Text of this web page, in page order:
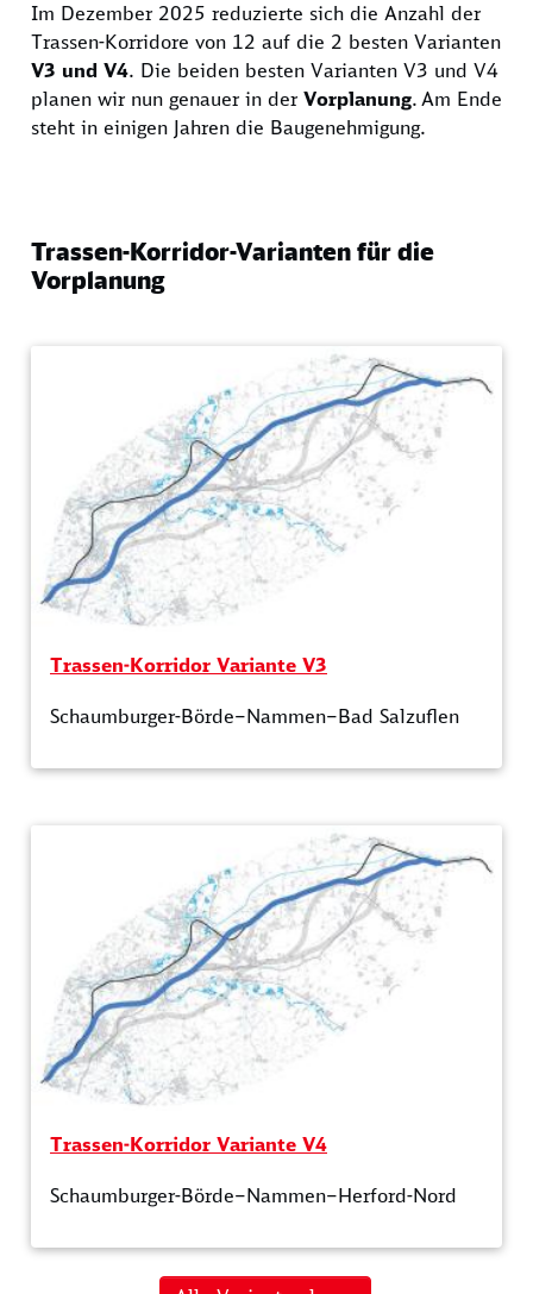
Im Dezember 2025 reduzierte sich die Anzahl der
Trassen-Korridore von 12 auf die 2 besten Varianten
V3 und V4. Die beiden besten Varianten V3 und V4
planen wir nun genauer in der Vorplanung. Am Ende
steht in einigen Jahren die Baugenehmigung.
Trassen-Korridor-Varianten für die
Vorplanung
Trassen-Korridor Variante V3
Schaumburger-Börde–Nammen–Bad Salzuflen
Trassen-Korridor Variante V4
Schaumburger-Börde–Nammen–Herford-Nord